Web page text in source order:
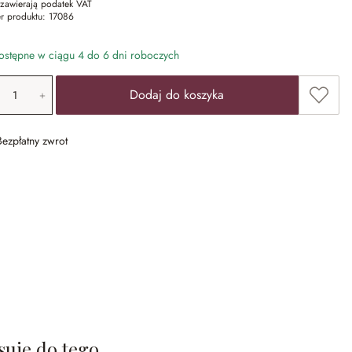
podatek VAT
produktu: 17086
w ciągu 4 do 6 dni roboczych
produktu: Wprowadź żądaną wartość
Dodaj do koszyka
zwrot